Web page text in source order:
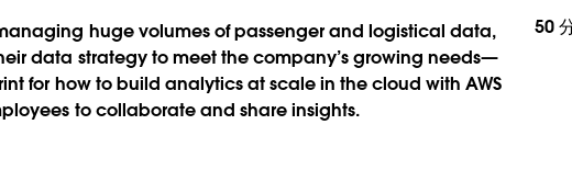
huge volumes of passenger and logistical data,
data strategy to meet the company’s growing needs—
for how to build analytics at scale in the cloud with AWS
to collaborate and share insights.
50